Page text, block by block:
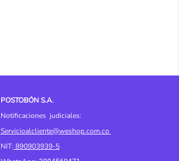
POSTOBÓN S.A.
Notificaciones judiciales:
Servicioalcliente@weshop.com.co
NIT: 890903939-5